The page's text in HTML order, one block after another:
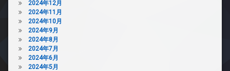
地
内
ゴ
ミ
置
き
場
2024年12月
2024年11月
2024年10月
2024年9月
2024年8月
2024年7月
2024年6月
2024年5月